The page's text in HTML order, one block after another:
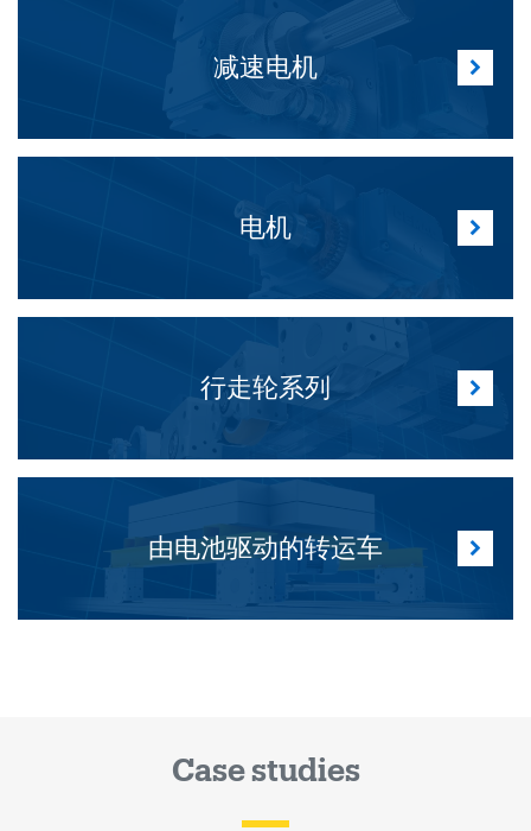
减速电机
电机
行走轮系列
由电池驱动的转运车
Case studies